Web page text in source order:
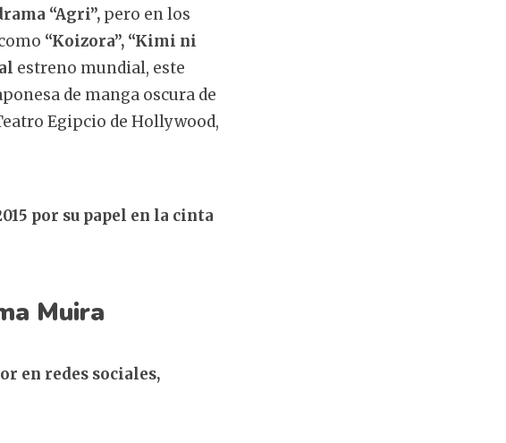
“Agri”, pero en los
“Koizora”, “Kimi ni
estreno mundial, este
de manga oscura de
Egipcio de Hollywood,
por su papel en la cinta
Muira
en redes sociales,